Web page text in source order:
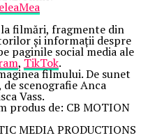
filmări, fragmente din
și informații despre
paginile social media ale
, TikTok.
filmului. De sunet
scenografie Anca
Vass.
produs de: CB MOTION
MEDIA PRODUCTIONS